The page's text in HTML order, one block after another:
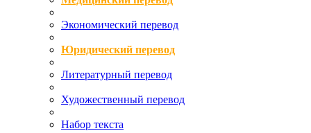
Экономический перевод
Юридический перевод
Литературный перевод
Художественный перевод
Набор текста